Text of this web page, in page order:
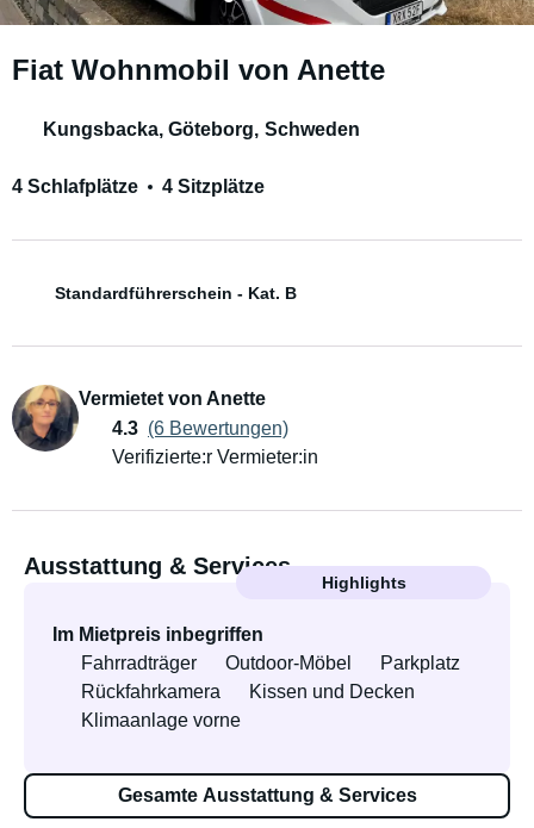
Fiat Wohnmobil von Anette
Kungsbacka, Göteborg, Schweden
4 Schlafplätze 4 Sitzplätze
Standardführerschein - Kat. B
Vermietet von Anette
4.3 (6 Bewertungen)
Verifizierte:r Vermieter:in
Ausstattung & Services
Highlights
Im Mietpreis inbegriffen
Fahrradträger
Outdoor-Möbel
Parkplatz
Rückfahrkamera
Kissen und Decken
Klimaanlage vorne
Gesamte Ausstattung & Services